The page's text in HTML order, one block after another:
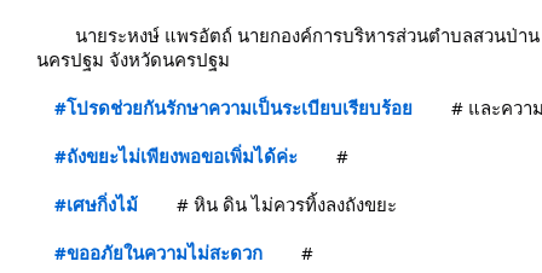
นครปฐม จังหวัดนครปฐม
	#
#โปรดช่วยกันรักษาความเป็นระเบียบเรียบร้อย
และควา
	#
#ถังขยะไม่เพียงพอขอเพิ่มได้ค่ะ
	#
#เศษกิ่งไม้
หิน ดิน ไม่ควรทิ้งลงถังขยะ
	#
#ขออภัยในความไม่สะดวก